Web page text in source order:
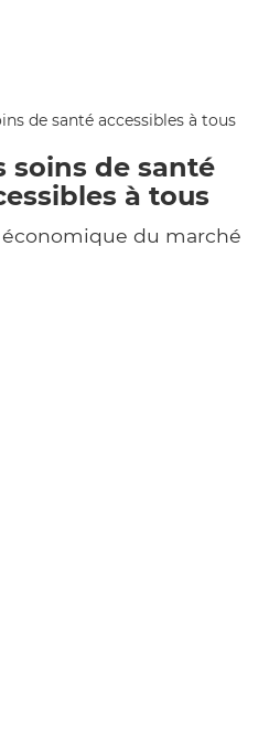
soins de santé
à tous
économique du marché